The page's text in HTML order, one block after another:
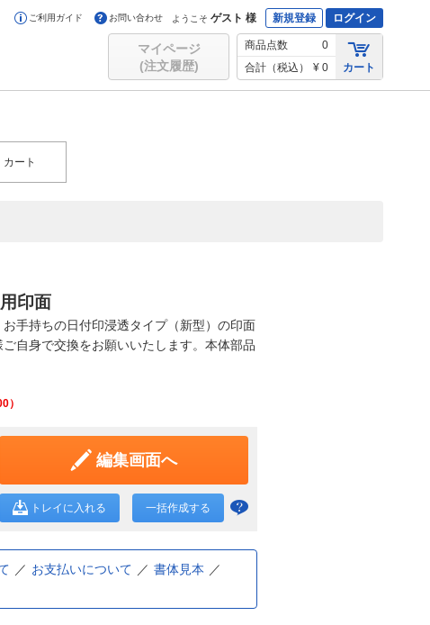
ご利用ガイド お問い合わせ ようこそ ゲスト 様 新規登録 ログイン
マイページ
(注文履歴)
商品点数
0
合計（税込）
¥ 0 カート
カート
印面
手持ちの日付印浸透タイプ（新型）の印面
自身で交換をお願いいたします。本体部品
）
編集画面へ
トレイに入れる 一括作成する
お支払いについて
書体見本